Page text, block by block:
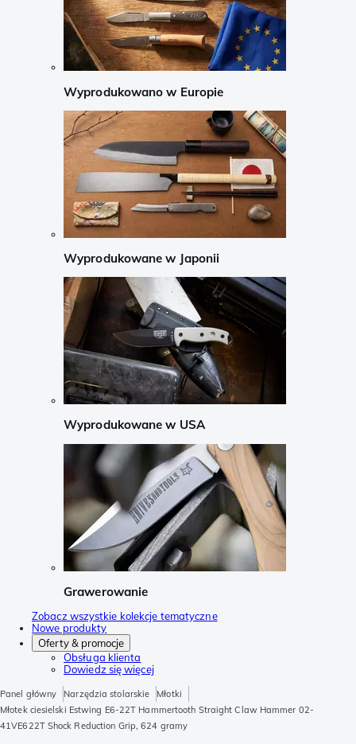
Wyprodukowano w Europie
Wyprodukowane w Japonii
Wyprodukowane w USA
Grawerowanie
Zobacz wszystkie kolekcje tematyczne
Nowe produkty
Oferty & promocje
Obsługa klienta
Dowiedz się więcej
Panel główny Narzędzia stolarskie
Młotki
Młotek ciesielski Estwing E6-22T Hammertooth Straight Claw Hammer 02-
41VE622T Shock Reduction Grip, 624 gramy